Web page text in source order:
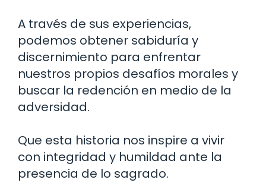
A través de sus experiencias,
podemos obtener sabiduría y
discernimiento para enfrentar
nuestros propios desafíos morales y
buscar la redención en medio de la
adversidad.
Que esta historia nos inspire a vivir
con integridad y humildad ante la
presencia de lo sagrado.